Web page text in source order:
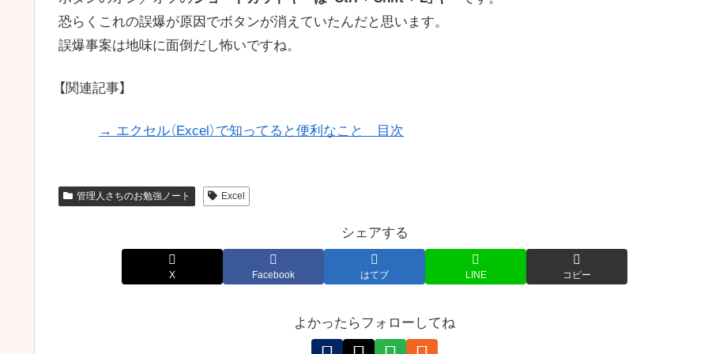
恐らくこれの誤爆が原因でボタンが消えていたんだと思います。
誤爆事案は地味に面倒だし怖いですね。
【関連記事】
→ エクセル（Excel）で知ってると便利なこと 目次
管理人さちのお勉強ノート Excel
シェアする
X Facebook はてブ LINE コピー
よかったらフォローしてね